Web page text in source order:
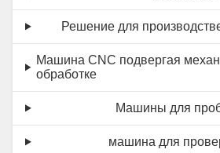
Решение для
Машина CNC подвергая
обработке
Машины для
машина для